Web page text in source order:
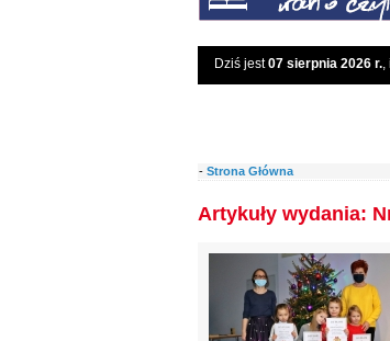
Dziś jest07 sierpnia 2026 r.,
- Strona Główna
Artykuły wydania: